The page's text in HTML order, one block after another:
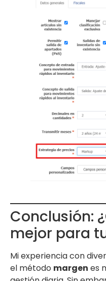
Conclusión:
mejor para
Mi experiencia con
el método margen es